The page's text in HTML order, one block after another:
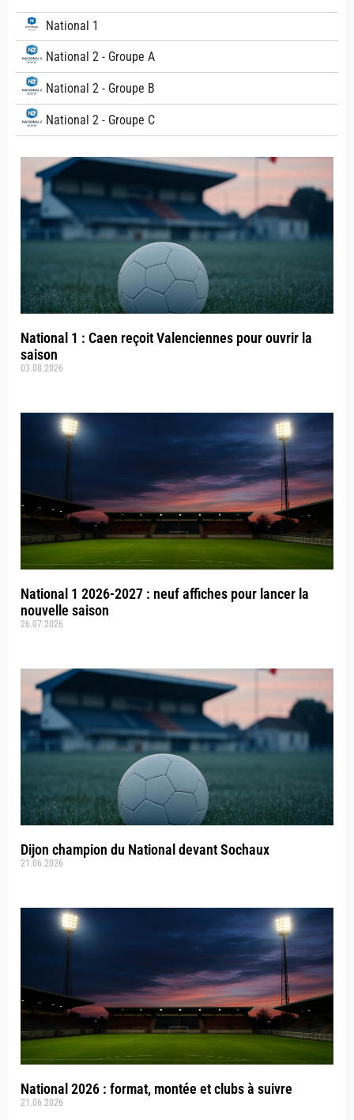
National 1
National 2 - Groupe A
National 2 - Groupe B
National 2 - Groupe C
National 1 : Caen reçoit Valenciennes pour ouvrir la
saison
03.08.2026
National 1 2026-2027 : neuf affiches pour lancer la
nouvelle saison
26.07.2026
Dijon champion du National devant Sochaux
21.06.2026
National 2026 : format, montée et clubs à suivre
21.06.2026